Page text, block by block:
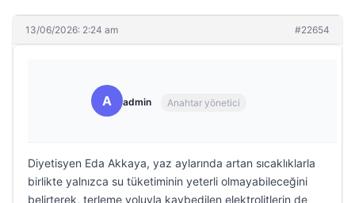
13/06/2026: 2:24 am #22654
A admin Anahtar yönetici
Diyetisyen Eda Akkaya, yaz aylarında artan sıcaklıklarla
birlikte yalnızca su tüketiminin yeterli olmayabileceğini
belirterek, terleme yoluyla kaybedilen elektrolitlerin de